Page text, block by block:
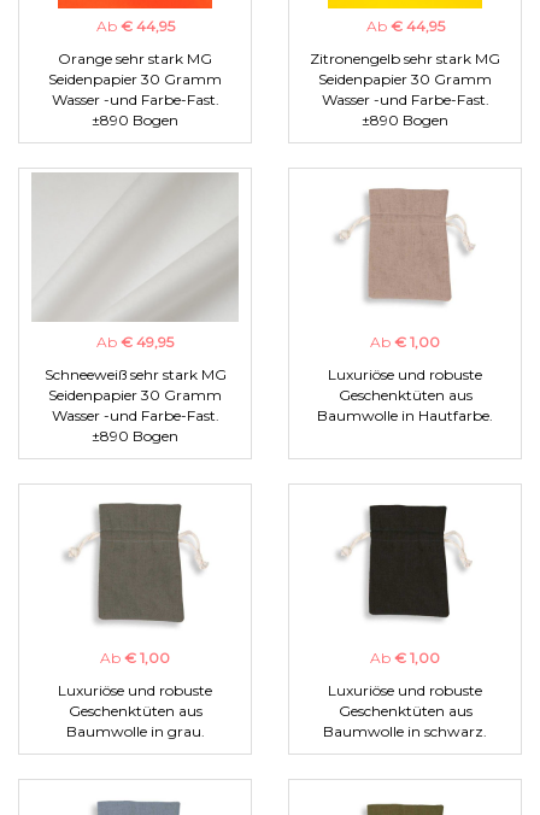
Ab € 44,95
Orange sehr stark MG
Seidenpapier 30 Gramm
Wasser -und Farbe-Fast.
±890 Bogen
Ab € 44,95
Zitronengelb sehr stark MG
Seidenpapier 30 Gramm
Wasser -und Farbe-Fast.
±890 Bogen
Ab € 49,95
Schneeweiß sehr stark MG
Seidenpapier 30 Gramm
Wasser -und Farbe-Fast.
±890 Bogen
Ab € 1,00
Luxuriöse und robuste
Geschenktüten aus
Baumwolle in Hautfarbe.
Ab € 1,00
Luxuriöse und robuste
Geschenktüten aus
Baumwolle in grau.
Ab € 1,00
Luxuriöse und robuste
Geschenktüten aus
Baumwolle in schwarz.